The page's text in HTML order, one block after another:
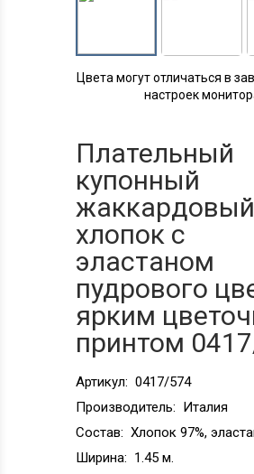
Цвета могут отличаться в
настроек
Плательный
купонный
жаккардовый
хлопок с
эластаном
пудрового
ярким
принтом
Артикул: 0417/574
Производитель: Италия
Состав: Хлопок 97%,
Ширина: 1.45 м.